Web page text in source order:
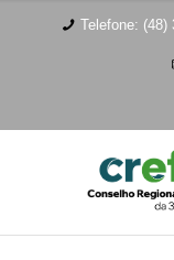
Telefone: (48)